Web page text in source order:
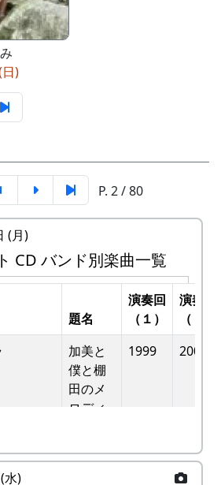
)
P. 2 / 80
(月)
CD バンド別楽曲一覧
題名
演奏回
（１）
演奏回
（２）
加美と
僕と棚
⽥のメ
ロディ
1999 2002
⽥の中
水)